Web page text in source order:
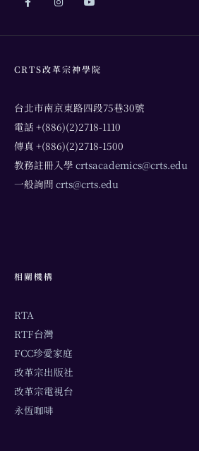
CRTS改革宗神學院
台北市南京東路四段75巷30號
電話 +(886)(2)2718-1110
傳真 +(886)(2)2718-1500
教務註冊入學 crtsacademics@crts.edu
一般詢問 crts@crts.edu
相關機構
RTA
RTF台灣
FCC珍愛家庭
改革宗出版社
改革宗電視台
永恆咖啡